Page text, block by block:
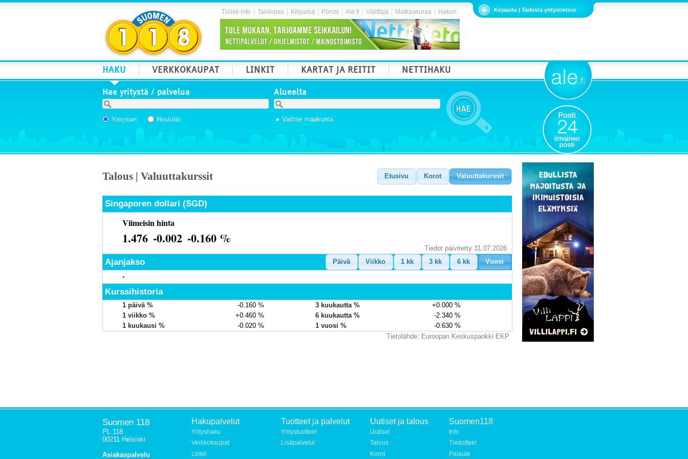
Kirjaudu | Tarkista yritystietosi
Turisti-info Talviopas Kilipailut Pörssi Ale.fi Välittäjä Matkaseuraa Hakuri
HAKU VERKKOKAUPAT LINKIT KARTAT JA REITIT NETTIHAKU
Hae yritystä / palvelua
Yritykset Henkilöt
Alueelta
Valitse maakunta
Talous | Valuuttakurssit Valuuttakurssit
Korot
Etusivu
Singaporen dollari (SGD)
Viimeisin hinta
1.476 -0.002 -0.160 %
Tiedot päivitetty 31.07.2026
Ajanjakso Vuosi
6 kk
3 kk
1 kk
Viikko
Päivä
-
Kurssihistoria
1 päivä % -0.160 % 3 kuukautta %
+0.000 %
1 viikko %
+0.460 % 6 kuukautta %
-2.340 %
1 kuukausi %
-0.020 % 1 vuosi %
-0.630 %
Tietolähde: Euroopan Keskuspankki EKP
Suomen 118
PL 118
00211 Helsinki
Asiakaspalvelu
Hakupalvelut
Yrityshaku
Verkkokaupat
Linkit
Tuotteet ja palvelut
Yritystuotteet
Lisäpalvelut
Uutiset ja talous
Uutiset
Talous
Korot
Suomen118
Info
Tiedotteet
Palaute